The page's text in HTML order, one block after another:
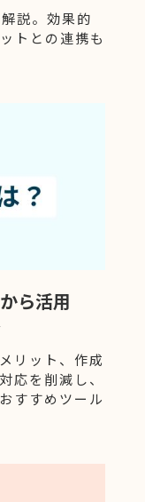
説。効果的
トとの連携も
ら活用
リット、作成
応を削減し、
すすめツール